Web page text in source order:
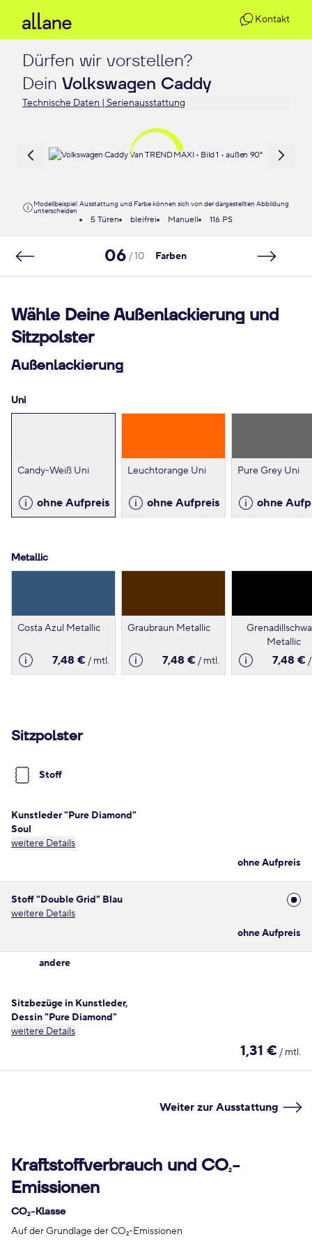
Kontakt
Dürfen wir vorstellen?
Dein Volkswagen Caddy
Technische Daten | Serienausstattung
Modellbeispiel: Ausstattung und Farbe können sich von der dargestellten Abbildung
unterscheiden
5 Türen bleifrei Manuell 116 PS
06 / 10 Farben
Wähle Deine Außenlackierung und
Sitzpolster
Außenlackierung
Uni
Candy-Weiß Uni
ohne Aufpreis
Leuchtorange Uni
ohne Aufpreis
Pure Grey Uni
ohne
Metallic
Costa Azul Metallic
7,48 €/ mtl.
Graubraun Metallic
7,48 €/ mtl.
Metallic
7,48 €
Sitzpolster
Stoff
Kunstleder "Pure Diamond"
Soul
weitere Details
ohne Aufpreis
Stoff "Double Grid" Blau
weitere Details
ohne Aufpreis
andere
Sitzbezüge in Kunstleder,
Dessin "Pure Diamond"
weitere Details
1,31 € / mtl.
Weiter zur Ausstattung
Kraftstoffverbrauch und CO2-
Emissionen
CO2-Klasse
Auf der Grundlage der CO2-Emissionen